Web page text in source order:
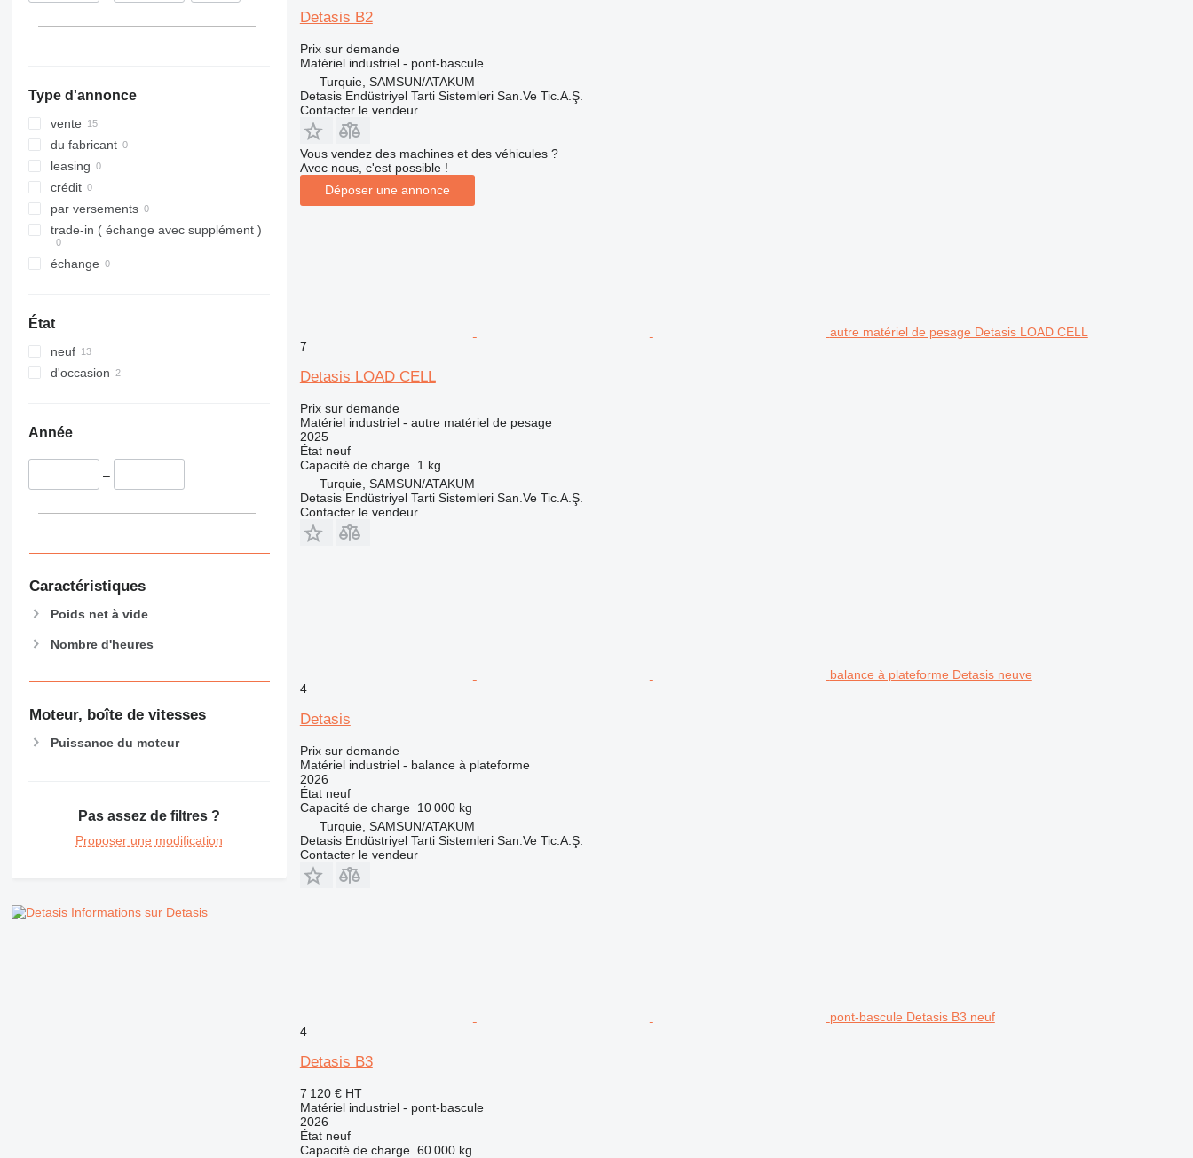
Type d'annonce
vente
du fabricant
leasing
crédit
par versements
trade-in ( échange avec supplément )
échange
État
neuf
d'occasion
Année
–
Caractéristiques
Poids net à vide
Nombre d'heures
Moteur, boîte de vitesses
Puissance du moteur
Pas assez de filtres ?
Proposer une modification
Informations sur Detasis
Detasis B2
Prix sur demande
Matériel industriel - pont-bascule
Turquie, SAMSUN/ATAKUM
Detasis Endüstriyel Tarti Sistemleri San.Ve Tic.A.Ş.
Contacter le vendeur
Vous vendez des machines et des véhicules ?
Avec nous, c'est possible !
Déposer une annonce
autre matériel de pesage Detasis LOAD CELL
7
Detasis LOAD CELL
Prix sur demande
Matériel industriel - autre matériel de pesage
2025
Étatneuf
Capacité de charge 1 kg
Turquie, SAMSUN/ATAKUM
Detasis Endüstriyel Tarti Sistemleri San.Ve Tic.A.Ş.
Contacter le vendeur
balance à plateforme Detasis neuve
4
Detasis
Prix sur demande
Matériel industriel - balance à plateforme
2026
Étatneuf
Capacité de charge 10 000 kg
Turquie, SAMSUN/ATAKUM
Detasis Endüstriyel Tarti Sistemleri San.Ve Tic.A.Ş.
Contacter le vendeur
pont-bascule Detasis B3 neuf
4
Detasis B3
7 120 € HT
Matériel industriel - pont-bascule
2026
Étatneuf
Capacité de charge 60 000 kg